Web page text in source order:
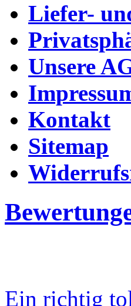
Liefer-
Unsere
Kontakt
Sitemap
Ein richtig